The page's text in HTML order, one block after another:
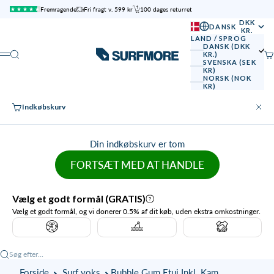
Spring til indhold
Fremragende Fri fragt v. 599 kr 100 dages returret
SURFMORE
Menu
Søg
DANSK DKK
KR.
LAND / SPROG
DANSK (DKK
KR.)
SVENSKA (SEK
KR)
NORSK (NOK
KR)
Indkøbskurv Luk
Din indkøbskurv er tom
FORTSÆT MED AT HANDLE
Søg efter...